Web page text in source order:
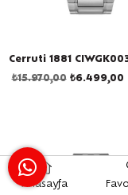
₺6.499,00
₺15.970,00
Anasayfa